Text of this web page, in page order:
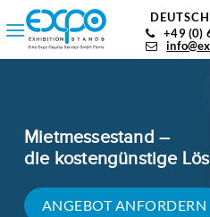
+49 (0)
Mietmessestand –
die kostengünstige
ANGEBOT ANFORDERN